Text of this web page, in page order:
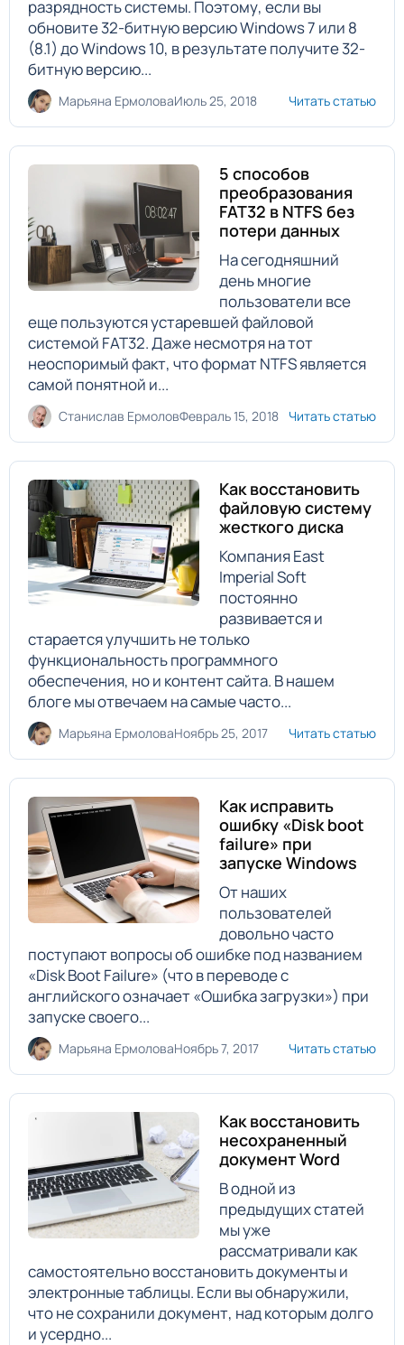
разрядность системы. Поэтому, если вы
обновите 32-битную версию Windows 7 или 8
(8.1) до Windows 10, в результате получите 32-
битную версию...
Марьяна ЕрмоловаИюль 25, 2018 Читать статью
5 способов
преобразования
FAT32 в NTFS без
потери данных
На сегодняшний
день многие
пользователи все
еще пользуются устаревшей файловой
системой FAT32. Даже несмотря на тот
неоспоримый факт, что формат NTFS является
самой понятной и...
Станислав ЕрмоловФевраль 15, 2018 Читать статью
Как восстановить
файловую систему
жесткого диска
Компания East
Imperial Soft
постоянно
развивается и
старается улучшить не только
функциональность программного
обеспечения, но и контент сайта. В нашем
блоге мы отвечаем на самые часто...
Марьяна ЕрмоловаНоябрь 25, 2017 Читать статью
Как исправить
ошибку «Disk boot
failure» при
запуске Windows
От наших
пользователей
довольно часто
поступают вопросы об ошибке под названием
«Disk Boot Failure» (что в переводе с
английского означает «Ошибка загрузки») при
запуске своего...
Марьяна ЕрмоловаНоябрь 7, 2017 Читать статью
Как восстановить
несохраненный
документ Word
В одной из
предыдущих статей
мы уже
рассматривали как
самостоятельно восстановить документы и
электронные таблицы. Если вы обнаружили,
что не сохранили документ, над которым долго
и усердно...